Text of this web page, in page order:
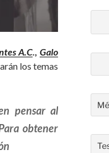
A.C .,Galo
los temas
pensar al
obtener